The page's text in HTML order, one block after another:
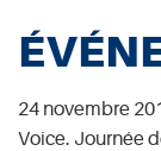
24 novembre
Voice. Journée